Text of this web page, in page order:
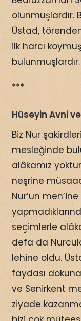
olunmuşlardır.
Üstad,
ilk harcı
bulunmuşlardır.
***
Hüseyin Avni
Biz Nur
mesleğinde
alâkamız
neşrine
Nur’un
seçimlerle
defa da
lehine oldu.
faydası
ve Senirkent
ziyade